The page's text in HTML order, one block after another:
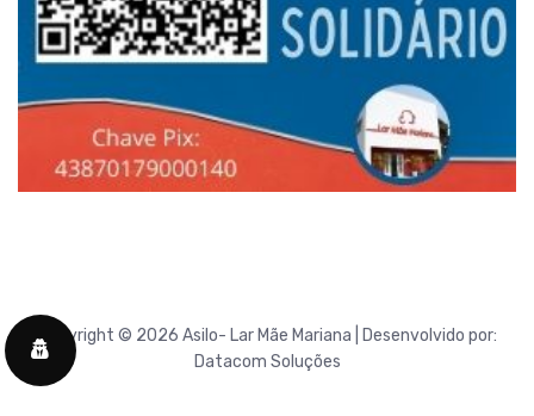
Copyright © 2026 Asilo- Lar Mãe Mariana | Desenvolvido por:
Datacom Soluções